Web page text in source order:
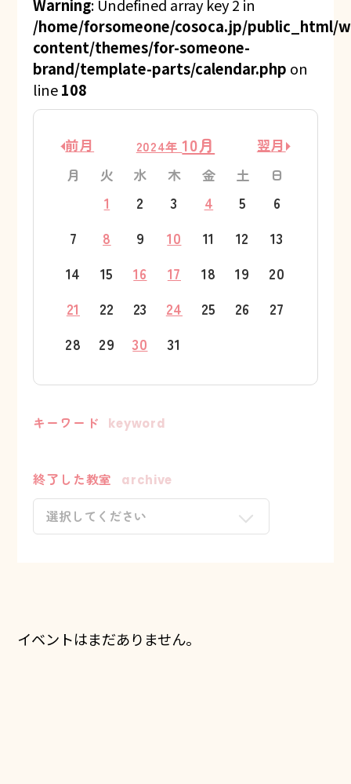
Warning: Undefined array key 2 in
/home/forsomeone/cosoca.jp/public_html/
content/themes/for-someone-
brand/template-parts/calendar.php on
line108
前月 2024年 10月
翌月
月
火 水 木 金 土 日
1 2 3 4 5
6
7
8 9 10 11 12
13
14
15 16 17 18 19
20
21
22 23 24 25 26
27
28
29 30 31
キーワード keyword
終了した教室 archive
イベントはまだありません。